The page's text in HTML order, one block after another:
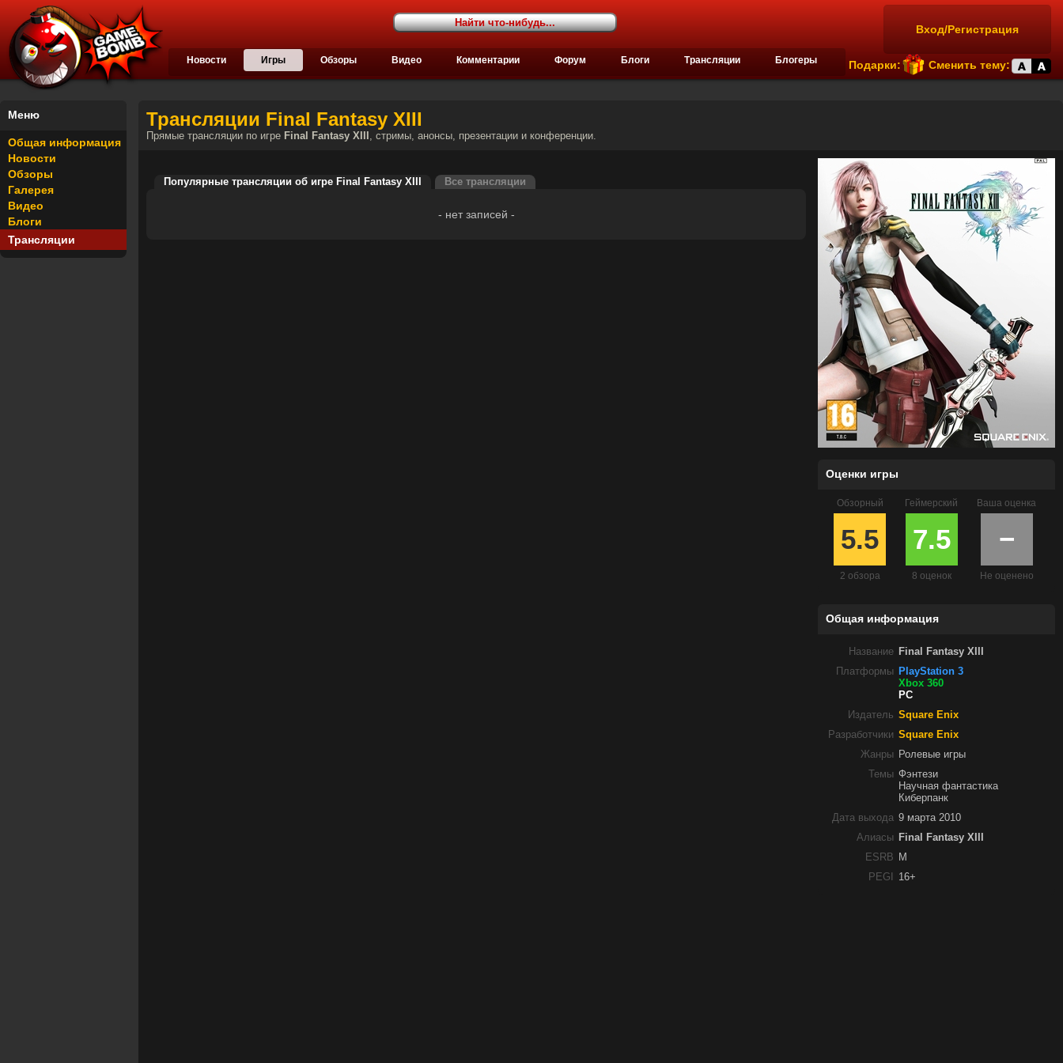
Вход/Регистрация
Подарки: Сменить тему:
Новости Игры Обзоры Видео Комментарии Форум Блоги Трансляции Блогеры
Меню
Общая информация
Новости
Обзоры
Галерея
Видео
Блоги
Трансляции
Трансляции Final Fantasy XIII
Прямые трансляции по игре Final Fantasy XIII , стримы, анонсы, презентации и конференции.
Популярные трансляции об игре Final Fantasy XIII Все трансляции
- нет записей -
Оценки игры
Обзорный
5.5
2 обзора
Геймерский
7.5
8 оценок
Ваша оценка
−
Не оценено
Общая информация
Название Final Fantasy XIII
Платформы PlayStation 3
Xbox 360
PC
Издатель Square Enix
Разработчики Square Enix
Жанры Ролевые игры
Темы Фэнтези
Научная фантастика
Киберпанк
Дата выхода 9 марта 2010
Алиасы Final Fantasy XIII
ESRB
M
PEGI
16+